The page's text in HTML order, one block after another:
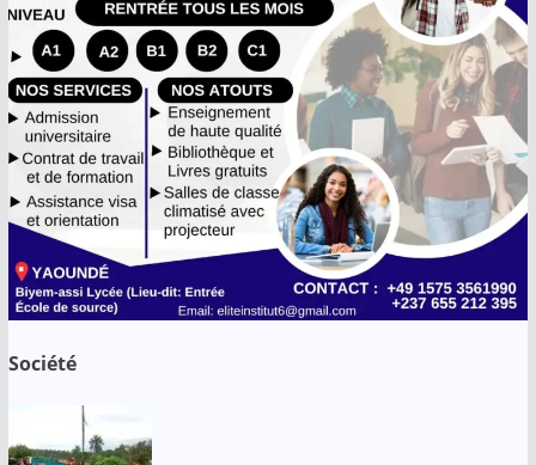
Société